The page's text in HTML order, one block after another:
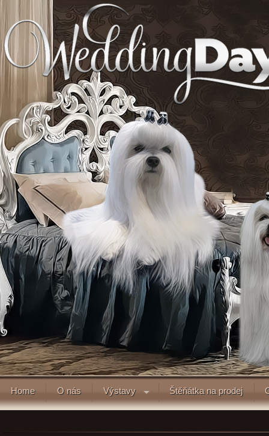
Home O nás Výstavy Štěňátka na prodej